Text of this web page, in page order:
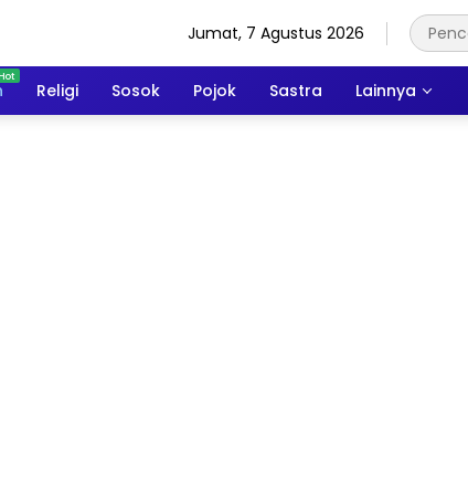
Jumat, 7 Agustus 2026
Religi Sosok Pojok Sastra Lainnya